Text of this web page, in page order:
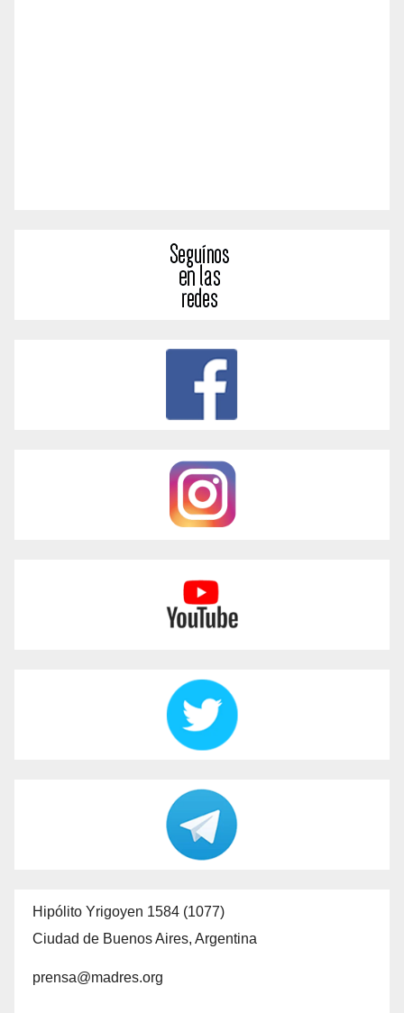
Hipólito Yrigoyen 1584 (1077)
Ciudad de Buenos Aires, Argentina
prensa@madres.org